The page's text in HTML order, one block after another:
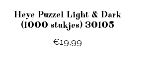
Heye Puzzel Light & Dark
(1000 stukjes) 30105
€19,99